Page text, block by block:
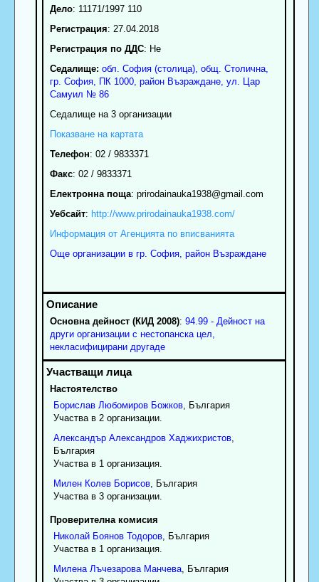
Дело: 11171/1997 110
Регистрация: 27.04.2018
Регистрация по ДДС: Нe
Седалище: обл. София (столица), общ. Столична,
гр. София, ПК 1000, район Възраждане, ул. Цар
Самуил № 86
Седалище на 3 организации
Показване на картата
Телефон: 02 / 9833371
Факс: 02 / 9833371
Електронна поща: prirodainauka1938@gmail.com
Уебсайт: http://www.prirodainauka1938.com/
Информация от Агенцията по вписванията
Още организации в гр. София, район Възраждане
Основна дейност (КИД 2008): 94.99 - Дейност на
други организации с нестопанска цел,
некласифицирани другаде
Настоятелство
Борислав Любомиров Божков, България
Участва в 2 организации.
Александър Александров Хаджихристов,
България
Участва в 1 организация.
Милен Колев Борисов, България
Участва в 3 организации.
Проверителна комисия
Николай Боянов Тодоров, България
Участва в 1 организация.
Милена Лъчезарова Манчева, България